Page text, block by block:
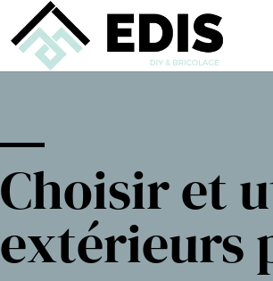
Choisir et
extérieurs